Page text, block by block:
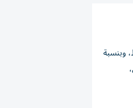
بالمركبات، من 54 خدمة إلى 14 خدمة فقط، وبنسبة